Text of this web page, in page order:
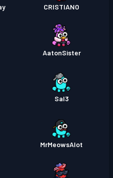
CRISTIANO
AatonSister
Sal3
MrMeowsAlot